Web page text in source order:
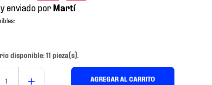
enviado por
disponible: 11 pieza(s).
＋ AGREGAR AL CARRITO